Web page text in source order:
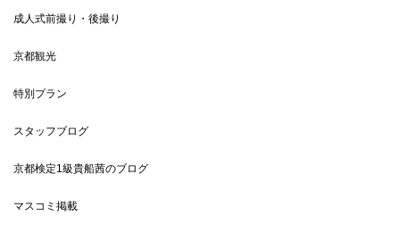
成人式前撮り・後撮り
京都観光
特別プラン
スタッフブログ
京都検定1級貴船茜のブログ
マスコミ掲載